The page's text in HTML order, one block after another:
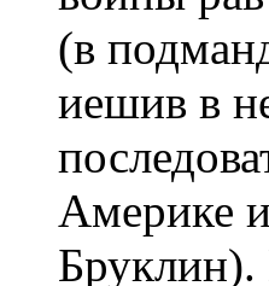
(в
иешив в
Америке